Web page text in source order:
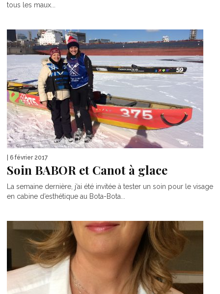
tous les maux...
| 6 février 2017
Soin BABOR et Canot à glace
La semaine dernière, j’ai été invitée à tester un soin pour le visage
en cabine d’esthétique au Bota-Bota...